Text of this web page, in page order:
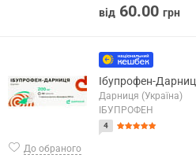
від 60.00 грн
До обраного
Ібупрофен-
Дарниця (Україна)
ІБУПРОФЕН
4